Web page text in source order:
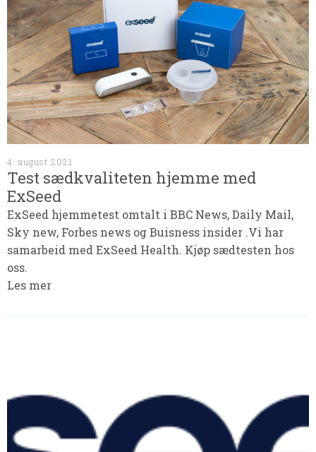
4. august 2021
Test sædkvaliteten hjemme med
ExSeed
ExSeed hjemmetest omtalt i BBC News, Daily Mail,
Sky new, Forbes news og Buisness insider .Vi har
samarbeid med ExSeed Health. Kjøp sædtesten hos
oss.
Les mer